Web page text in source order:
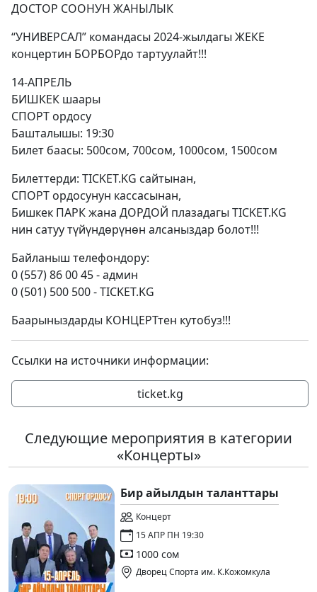
ДОСТОР СООНУН ЖАНЫЛЫК
“УНИВЕРСАЛ” командасы 2024-жылдагы ЖЕКЕ
концертин БОРБОРдо тартуулайт!!!
14-АПРЕЛЬ
БИШКЕК шаары
СПОРТ ордосу
Башталышы: 19:30
Билет баасы: 500сом, 700сом, 1000сом, 1500сом
Билеттерди: TICKET.KG сайтынан,
СПОРТ ордосунун кассасынан,
Бишкек ПАРК жана ДОРДОЙ плазадагы TICKET.KG
нин сатуу түйүндөрүнөн алсаныздар болот!!!
Байланыш телефондору:
0 (557) 86 00 45 - админ
0 (501) 500 500 - TICKET.KG
Баарыныздарды КОНЦЕРТтен кутобуз!!!
Ссылки на источники информации:
ticket.kg
Следующие мероприятия в категории
«Концерты»
Бир айылдын таланттары
Концерт
15 АПР ПН 19:30
1000 сом
Дворец Спорта им. К.Кожомкула